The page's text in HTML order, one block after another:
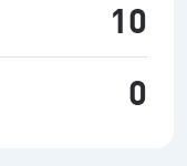
10
0